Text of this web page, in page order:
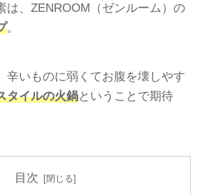
は、ZENROOM（ゼンルーム）の
。
辛いものに弱くてお腹を壊しやす
タイルの火鍋ということで期待
目次